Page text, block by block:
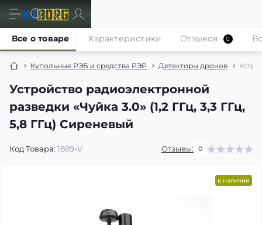
Купольные РЭБ и средства РЭР Детекторы дронов
Устройство радиоэлектронной
разведки «Чуйка 3.0» (1,2 ГГц, 3,3 ГГц,
5,8 ГГц) Сиреневый
Код Товара: 1889-V Отзывы: 0
Все о товаре Характеристики Отзывов 0
в наличии